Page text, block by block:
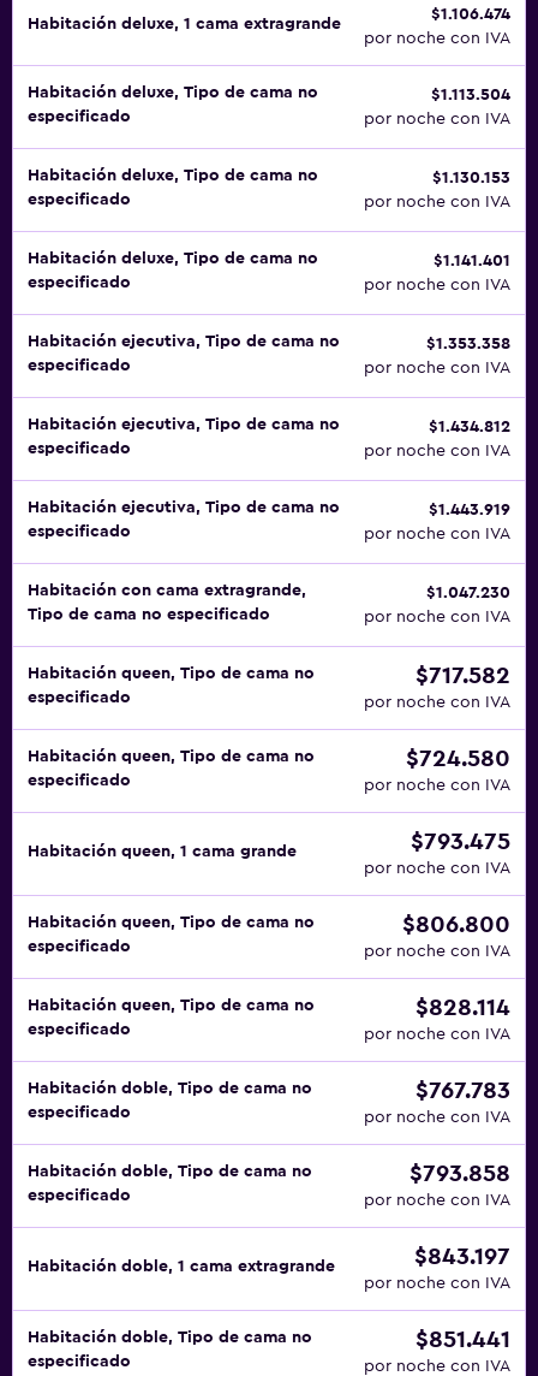
Habitación deluxe, 1 cama extragrande
$1.106.474
por noche con IVA
Habitación deluxe, Tipo de cama no
especificado
$1.113.504
por noche con IVA
Habitación deluxe, Tipo de cama no
especificado
$1.130.153
por noche con IVA
Habitación deluxe, Tipo de cama no
especificado
$1.141.401
por noche con IVA
Habitación ejecutiva, Tipo de cama no
especificado
$1.353.358
por noche con IVA
Habitación ejecutiva, Tipo de cama no
especificado
$1.434.812
por noche con IVA
Habitación ejecutiva, Tipo de cama no
especificado
$1.443.919
por noche con IVA
Habitación con cama extragrande,
Tipo de cama no especificado
$1.047.230
por noche con IVA
Habitación queen, Tipo de cama no
especificado
$717.582
por noche con IVA
Habitación queen, Tipo de cama no
especificado
$724.580
por noche con IVA
Habitación queen, 1 cama grande $793.475
por noche con IVA
Habitación queen, Tipo de cama no
especificado
$806.800
por noche con IVA
Habitación queen, Tipo de cama no
especificado
$828.114
por noche con IVA
Habitación doble, Tipo de cama no
especificado
$767.783
por noche con IVA
Habitación doble, Tipo de cama no
especificado
$793.858
por noche con IVA
Habitación doble, 1 cama extragrande $843.197
por noche con IVA
Habitación doble, Tipo de cama no
especificado
$851.441
por noche con IVA